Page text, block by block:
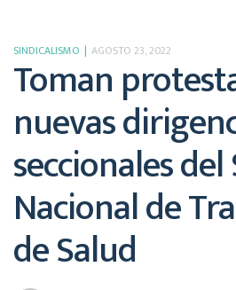
SINDICALISMO AGOSTO 23, 2022
Toman
nuevas
seccionales
Nacional de
de Salud